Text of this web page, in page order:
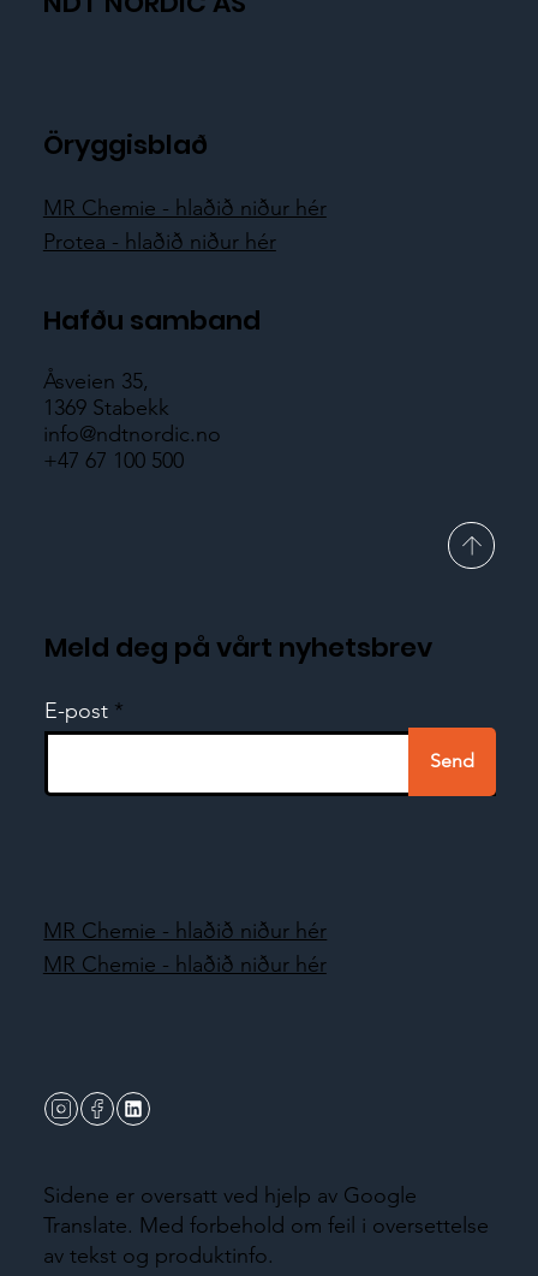
Öryggisblað
MR Chemie - hlaðið niður hér
Protea - hlaðið niður hér
Hafðu samband
Åsveien 35,
1369 Stabekk
info@ndtnordic.no
+47 67 100 500
Meld deg på vårt nyhetsbrev
E-post
Send
Sidene er oversatt ved hjelp av Google
Translate. Med forbehold om feil i oversettelse
av tekst og produktinfo.
MR Chemie - hlaðið niður hér
MR Chemie - hlaðið niður hér